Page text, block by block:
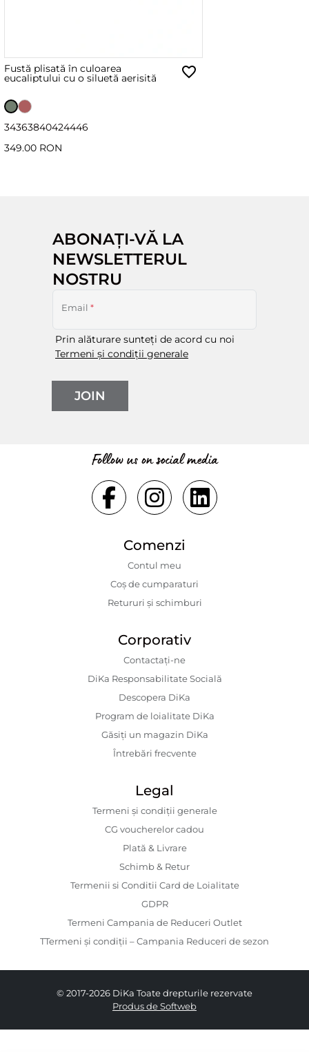
Fustă plisată în culoarea
eucaliptului cu o siluetă aerisită
34363840424446
349.00 RON
ABONAȚI-VĂ LA
NEWSLETTERUL
NOSTRU
Email *
Prin alăturare sunteți de acord cu noi
Termeni și condiții generale
JOIN
Follow us on social media
Comenzi
Contul meu
Coș de cumparaturi
Retururi și schimburi
Corporativ
Contactaţi-ne
DiKa Responsabilitate Socială
Descopera DiKa
Program de loialitate DiKa
Găsiți un magazin DiKa
Întrebări frecvente
Legal
Termeni și condiții generale
CG voucherelor cadou
Plată & Livrare
Schimb & Retur
Termenii si Conditii Card de Loialitate
GDPR
Termeni Campania de Reduceri Outlet
TTermeni și condiții – Campania Reduceri de sezon
© 2017-2026 DiKa Toate drepturile rezervate
Produs de Softweb